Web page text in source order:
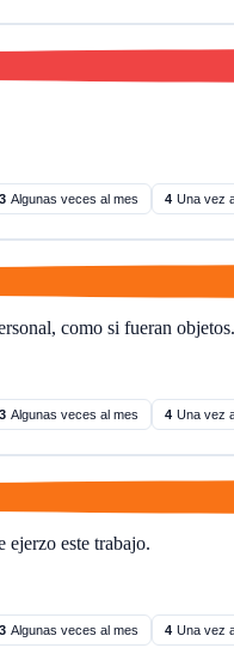
3 Algunas veces al mes 4 Una vez
como si fueran objetos.
3 Algunas veces al mes 4 Una vez
ejerzo este trabajo.
3 Algunas veces al mes 4 Una vez